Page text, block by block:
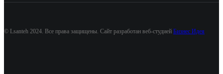
© Lsanteh 2024. Все права защищены. Сайт разработан веб-студией Бизнес Идея